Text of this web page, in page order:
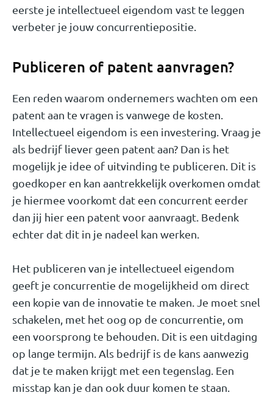
eerste je intellectueel eigendom vast te leggen
verbeter je jouw concurrentiepositie.
Publiceren of patent aanvragen?
Een reden waarom ondernemers wachten om een
patent aan te vragen is vanwege de kosten.
Intellectueel eigendom is een investering. Vraag je
als bedrijf liever geen patent aan? Dan is het
mogelijk je idee of uitvinding te publiceren. Dit is
goedkoper en kan aantrekkelijk overkomen omdat
je hiermee voorkomt dat een concurrent eerder
dan jij hier een patent voor aanvraagt. Bedenk
echter dat dit in je nadeel kan werken.
Het publiceren van je intellectueel eigendom
geeft je concurrentie de mogelijkheid om direct
een kopie van de innovatie te maken. Je moet snel
schakelen, met het oog op de concurrentie, om
een voorsprong te behouden. Dit is een uitdaging
op lange termijn. Als bedrijf is de kans aanwezig
dat je te maken krijgt met een tegenslag. Een
misstap kan je dan ook duur komen te staan.